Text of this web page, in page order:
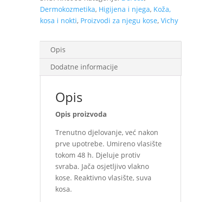
Dermokozmetika, Higijena i njega, Koža,
kosa i nokti, Proizvodi za njegu kose, Vichy
Opis
Dodatne informacije
Opis
Opis proizvoda
Trenutno djelovanje, već nakon
prve upotrebe. Umireno vlasište
tokom 48 h. Djeluje protiv
svraba. Jača osjetljivo vlakno
kose. Reaktivno vlasište, suva
kosa.